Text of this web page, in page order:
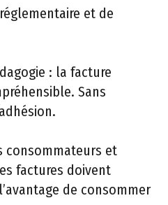
et de
: la facture
Sans
consommateurs et
factures doivent
de consommer